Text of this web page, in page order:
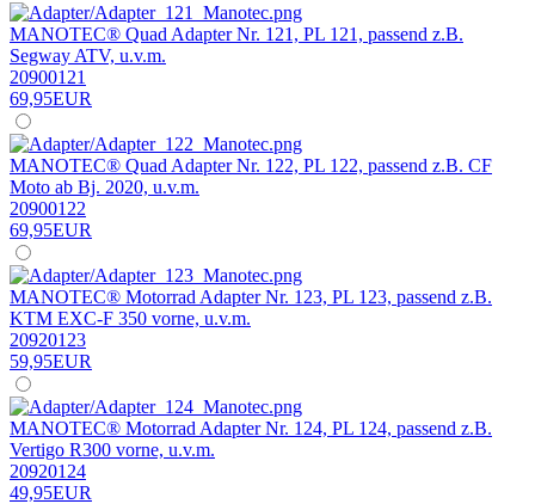
MANOTEC® Quad Adapter Nr. 121, PL 121, passend z.B.
Segway ATV, u.v.m.
20900121
69,95EUR
MANOTEC® Quad Adapter Nr. 122, PL 122, passend z.B. CF
Moto ab Bj. 2020, u.v.m.
20900122
69,95EUR
MANOTEC® Motorrad Adapter Nr. 123, PL 123, passend z.B.
KTM EXC-F 350 vorne, u.v.m.
20920123
59,95EUR
MANOTEC® Motorrad Adapter Nr. 124, PL 124, passend z.B.
Vertigo R300 vorne, u.v.m.
20920124
49,95EUR